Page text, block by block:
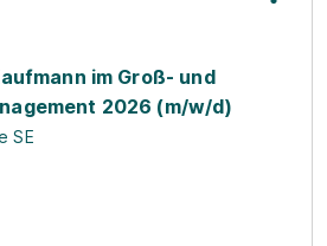
im Groß- und
2026 (m/w/d)
SE